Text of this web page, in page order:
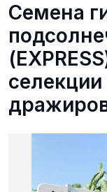
Семена